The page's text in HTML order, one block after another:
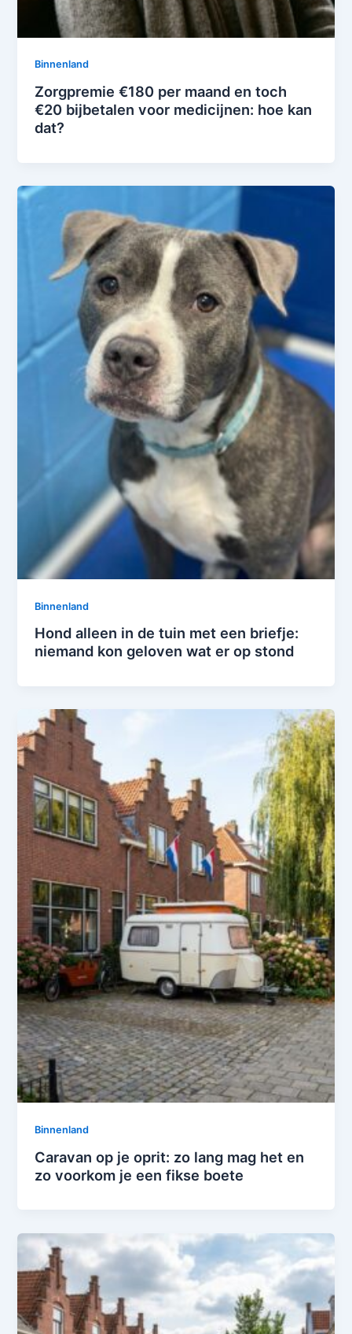
Binnenland
Zorgpremie €180 per maand en toch
€20 bijbetalen voor medicijnen: hoe kan
dat?
Binnenland
Hond alleen in de tuin met een briefje:
niemand kon geloven wat er op stond
Binnenland
Caravan op je oprit: zo lang mag het en
zo voorkom je een fikse boete